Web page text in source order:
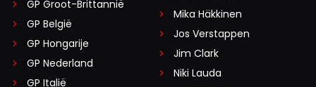
GP Groot-Brittannië
GP België
GP Hongarije
GP Nederland
GP Italië
Mika Häkkinen
Jos Verstappen
Jim Clark
Niki Lauda